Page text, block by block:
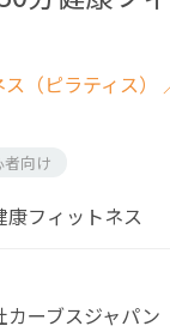
（ピラティス）
者向け
フィットネス
カーブスジャパン